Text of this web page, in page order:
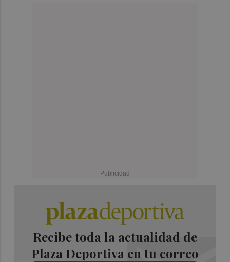
Recibe toda la actualidad de
Plaza Deportiva en tu correo